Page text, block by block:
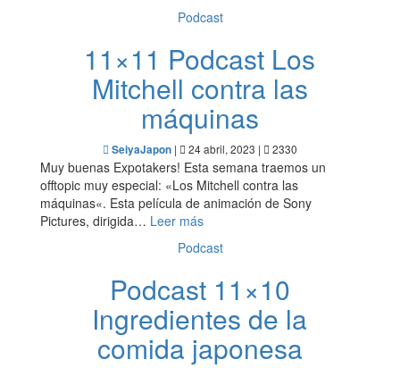
Podcast
11×11 Podcast Los
Mitchell contra las
máquinas
SeiyaJapon | 24 abril, 2023 | 2330
Muy buenas Expotakers! Esta semana traemos un
offtopic muy especial: «Los Mitchell contra las
máquinas«. Esta película de animación de Sony
Pictures, dirigida… Leer más
Podcast
Podcast 11×10
Ingredientes de la
comida japonesa